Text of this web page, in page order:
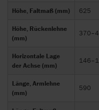
Höhe, Faltmaß (mm) 625
Höhe, Rückenlehne
(mm)
Horizontale Lage
der Achse (mm)
Länge, Armlehne
(mm)
590